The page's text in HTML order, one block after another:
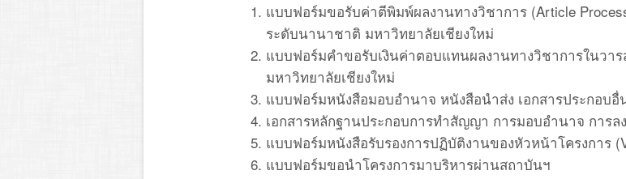
แบบฟอร์มขอรับค่าตีพิมพ์ผลงานทางวิชาการ (Article
ระดับนานาชาติ มหาวิทยาลัยเชียงใหม่
แบบฟอร์มคำขอรับเงินค่าตอบแทนผลงานทางวิชาการในวา
มหาวิทยาลัยเชียงใหม่
แบบฟอร์มหนังสือมอบอำนาจ หนังสือนำส่ง เอกสารประกอบอื่
เอกสารหลักฐานประกอบการทำสัญญา การมอบอำนาจ การล
แบบฟอร์มหนังสือรับรองการปฏิบัติงานของหัวหน้าโครงการ
แบบฟอร์มขอนำโครงการมาบริหารผ่านสถาบันฯ